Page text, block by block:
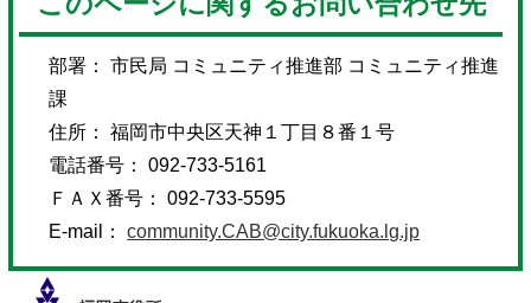
部署： 市民局 コミュニティ推進部 コミュニティ推進
課
住所： 福岡市中央区天神１丁目８番１号
電話番号： 092-733-5161
ＦＡＸ番号： 092-733-5595
E-mail：community.CAB@city.fukuoka.lg.jp